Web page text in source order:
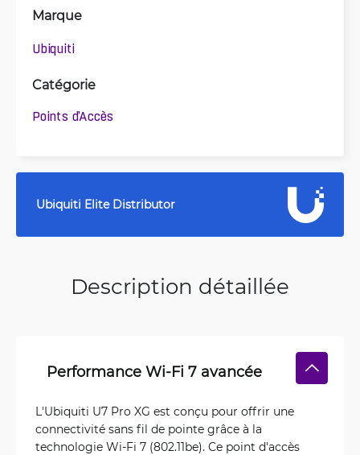
Marque
Ubiquiti
Catégorie
Points d'Accès
Ubiquiti Elite Distributor
Description détaillée
Performance Wi-Fi 7 avancée
L'Ubiquiti U7 Pro XG est conçu pour offrir une
connectivité sans fil de pointe grâce à la
technologie Wi-Fi 7 (802.11be). Ce point d'accès